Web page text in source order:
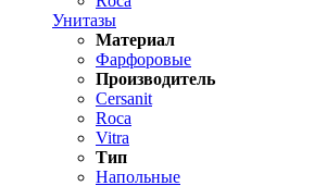
Унитазы
Материал
Фарфоровые
Производитель
Cersanit
Roca
Vitra
Тип
Напольные